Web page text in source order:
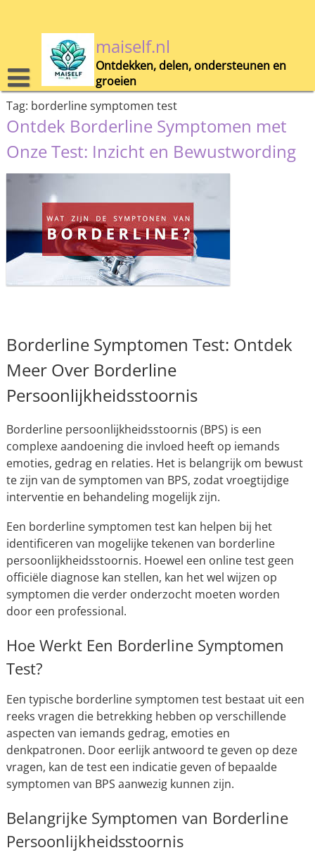
maiself.nl
Ontdekken, delen, ondersteunen en
groeien
Tag: borderline symptomen test
Ontdek Borderline Symptomen met
Onze Test: Inzicht en Bewustwording
Borderline Symptomen Test: Ontdek
Meer Over Borderline
Persoonlijkheidsstoornis
Borderline persoonlijkheidsstoornis (BPS) is een
complexe aandoening die invloed heeft op iemands
emoties, gedrag en relaties. Het is belangrijk om bewust
te zijn van de symptomen van BPS, zodat vroegtijdige
interventie en behandeling mogelijk zijn.
Een borderline symptomen test kan helpen bij het
identificeren van mogelijke tekenen van borderline
persoonlijkheidsstoornis. Hoewel een online test geen
officiële diagnose kan stellen, kan het wel wijzen op
symptomen die verder onderzocht moeten worden
door een professional.
Hoe Werkt Een Borderline Symptomen
Test?
Een typische borderline symptomen test bestaat uit een
reeks vragen die betrekking hebben op verschillende
aspecten van iemands gedrag, emoties en
denkpatronen. Door eerlijk antwoord te geven op deze
vragen, kan de test een indicatie geven of bepaalde
symptomen van BPS aanwezig kunnen zijn.
Belangrijke Symptomen van Borderline
Persoonlijkheidsstoornis